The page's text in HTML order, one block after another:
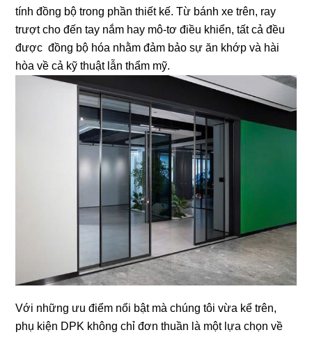
tính đồng bộ trong phần thiết kế. Từ bánh xe trên, ray
trượt cho đến tay nắm hay mô-tơ điều khiển, tất cả đều
được đồng bộ hóa nhằm đảm bảo sự ăn khớp và hài
hòa về cả kỹ thuật lẫn thẩm mỹ.
Với những ưu điểm nổi bật mà chúng tôi vừa kể trên,
phụ kiện DPK không chỉ đơn thuần là một lựa chọn về